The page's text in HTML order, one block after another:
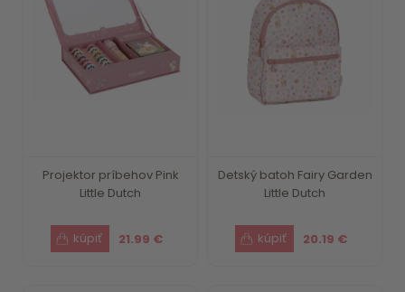
Projektor príbehov Pink
Little Dutch
21.99 €
Detský batoh Fairy Garden
Little Dutch
20.19 €